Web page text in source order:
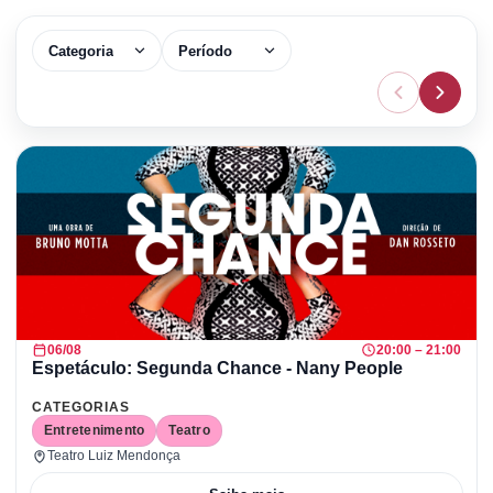
Categoria Período
06/08 20:00 – 21:00
Espetáculo: Segunda Chance - Nany People
CATEGORIAS
Entretenimento
Teatro
Teatro Luiz Mendonça